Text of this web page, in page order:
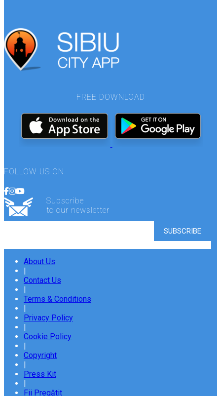
FREE DOWNLOAD
FOLLOW US ON
Subscribe
to our newsletter
About Us
|
Contact Us
|
Terms & Conditions
|
Privacy Policy
|
Cookie Policy
|
Copyright
|
Press Kit
|
Fii Pregătit